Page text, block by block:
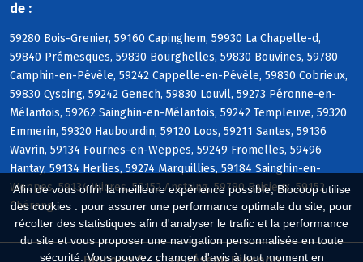
Afin de vous offrir la meilleure expérience possible, Biocoop utilise
des cookies : pour assurer une performance optimale du site, pour
récolter des statistiques afin d'analyser le trafic et la performance
du site et vous proposer une navigation personnalisée en toute
sécurité. Vous pouvez changer d'avis à tout moment en
de :
59280 Bois-Grenier, 59160 Capinghem, 59930 La Chapelle-d,
59840 Prémesques, 59830 Bourghelles, 59830 Bouvines, 59780
Camphin-en-Pévèle, 59242 Cappelle-en-Pévèle, 59830 Cobrieux,
59830 Cysoing, 59242 Genech, 59830 Louvil, 59273 Péronne-en-
Mélantois, 59262 Sainghin-en-Mélantois, 59242 Templeuve, 59320
Emmerin, 59320 Haubourdin, 59120 Loos, 59211 Santes, 59136
Wavrin, 59134 Fournes-en-Weppes, 59249 Fromelles, 59496
Hantay, 59134 Herlies, 59274 Marquillies, 59184 Sainghin-en-
Weppes, 59134 Wicres, 59152 Anstaing, 59780 Baisieux, 59152
Chéreng